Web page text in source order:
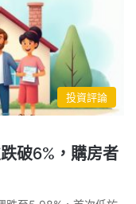
投資評論
破6%，購房者